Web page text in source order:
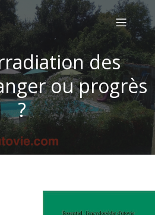
des
ou progrès
?